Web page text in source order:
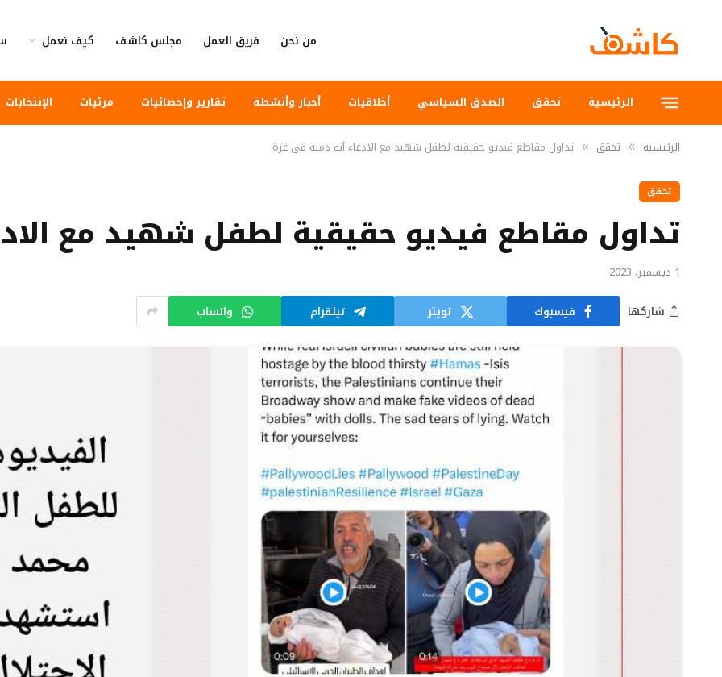
من نحن فريق العمل مجلس كاشف كيف نعمل
الرئيسية تحقق الصدق السياسي أخلاقيات أخبار وأنشطة تقارير وإحصائيات مرئيات الإنتخابات
الرئيسية » تحقق » تداول مقاطع فيديو حقيقية لطفل شهيد مع الادعاء أنه دمية في غزة
تحقق
تداول مقاطع فيديو حقيقية لطفل شهيد مع
1 ديسمبر، 2023
شاركها
فيسبوك تويتر تيلقرام واتساب